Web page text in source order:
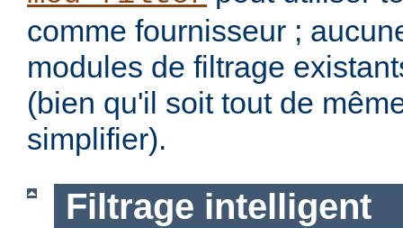
comme fournisseur ;
modules de filtrage
(bien qu'il soit tout de
simplifier).
Filtrage intelligent